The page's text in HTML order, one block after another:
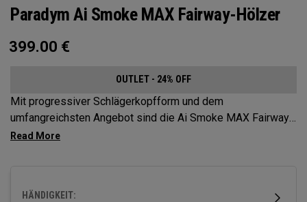
Paradym Ai Smoke MAX Fairway-Hölzer
399.00 €
OUTLET - 24% OFF
Mit progressiver Schlägerkopfform und dem
umfangreichsten Angebot sind die Ai Smoke MAX Fairway-
Hölzer die optimale Wahl für Spieler, die einen konstanten
HÄNDIGKEIT: